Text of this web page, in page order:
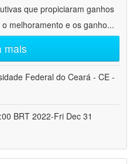
que propiciaram ganhos
melhoramento e os ganho...
mais
Federal do Ceará - CE -
BRT 2022-Fri Dec 31